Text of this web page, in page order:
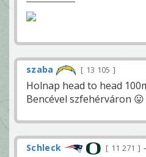
szaba 13 105
Holnap head to head
Bencével szfehérváron
Schleck 11 271